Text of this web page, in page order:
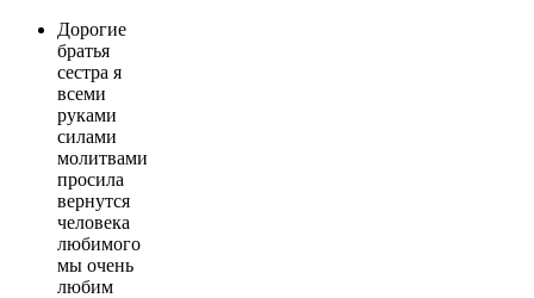
Дорогие
братья
сестра я
всеми
руками
силами
молитвами
просила
вернутся
человека
любимого
мы очень
любим